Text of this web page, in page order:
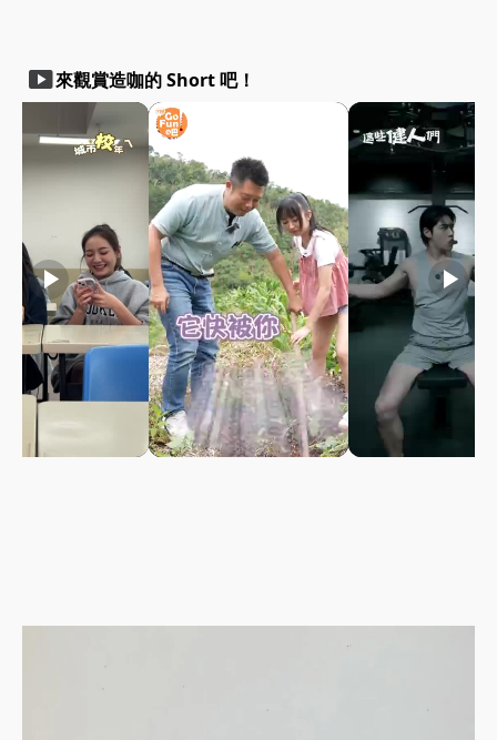
smart_display來觀賞造咖的 Short 吧！
play_arrow play_arrow play_arrow